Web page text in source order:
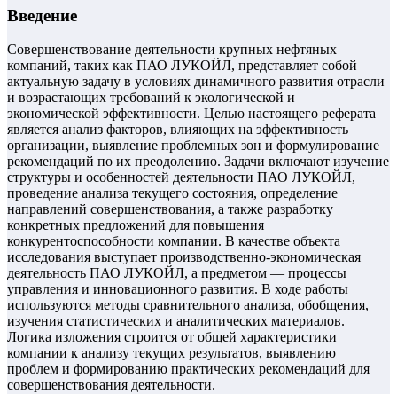
Введение
Совершенствование деятельности крупных нефтяных
компаний, таких как ПАО ЛУКОЙЛ, представляет собой
актуальную задачу в условиях динамичного развития отрасли
и возрастающих требований к экологической и
экономической эффективности. Целью настоящего реферата
является анализ факторов, влияющих на эффективность
организации, выявление проблемных зон и формулирование
рекомендаций по их преодолению. Задачи включают изучение
структуры и особенностей деятельности ПАО ЛУКОЙЛ,
проведение анализа текущего состояния, определение
направлений совершенствования, а также разработку
конкретных предложений для повышения
конкурентоспособности компании. В качестве объекта
исследования выступает производственно-экономическая
деятельность ПАО ЛУКОЙЛ, а предметом — процессы
управления и инновационного развития. В ходе работы
используются методы сравнительного анализа, обобщения,
изучения статистических и аналитических материалов.
Логика изложения строится от общей характеристики
компании к анализу текущих результатов, выявлению
проблем и формированию практических рекомендаций для
совершенствования деятельности.